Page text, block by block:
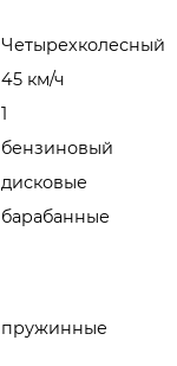
Четырехколесный
45 км/ч
1
бензиновый
дисковые
барабанные
пружинные